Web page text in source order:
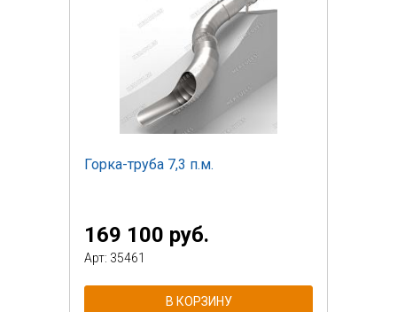
Горка-труба 7,3 п.м.
169 100 руб.
Арт: 35461
В КОРЗИНУ